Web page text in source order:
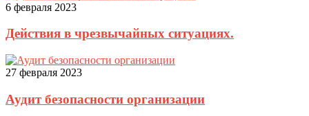
6 февраля 2023
Действия в чрезвычайных ситуациях.
27 февраля 2023
Аудит безопасности организации